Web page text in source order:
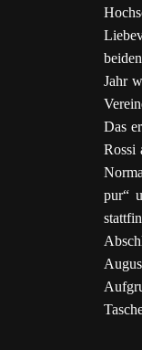
Jahr
Das
Rossi
pur“